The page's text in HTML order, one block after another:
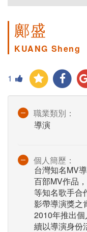
鄺盛
KUANG Sheng
1
職業類別：
導演
個人簡歷：
台灣知名MV
百部MV作品
等知名歌手合
影帶導演獎之
2010年推出
續以導演身份